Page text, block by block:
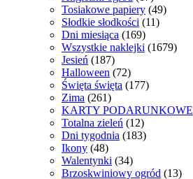
Tosiakowe papiery (49)
Słodkie słodkości (11)
Dni miesiąca (169)
Wszystkie naklejki (1679)
Jesień (187)
Halloween (72)
Święta święta (177)
Zima (261)
KARTY PODARUNKOWE
Totalna zieleń (12)
Dni tygodnia (183)
Ikony (48)
Walentynki (34)
Brzoskwiniowy ogród (13)